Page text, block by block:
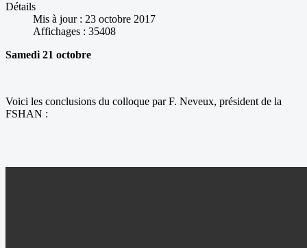
Détails
Mis à jour : 23 octobre 2017
Affichages : 35408
Samedi 21 octobre
Voici les conclusions du colloque par F. Neveux, président de la
FSHAN :